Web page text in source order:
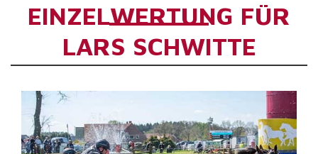
EINZELWERTUNG FÜR
LARS SCHWITTE